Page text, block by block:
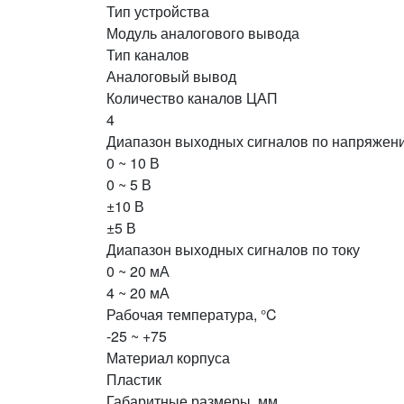
Тип устройства
Модуль аналогового вывода
Тип каналов
Аналоговый вывод
Количество каналов ЦАП
4
Диапазон выходных сигналов по
0 ~ 10 В
0 ~ 5 В
±10 В
±5 В
Диапазон выходных сигналов по току
0 ~ 20 мА
4 ~ 20 мА
Рабочая температура, °C
-25 ~ +75
Материал корпуса
Пластик